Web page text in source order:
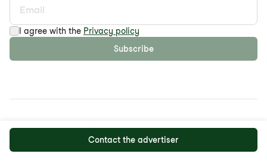
Contact the advertiser
I agree with the Privacy policy
Subscribe
Privacy policyGTC